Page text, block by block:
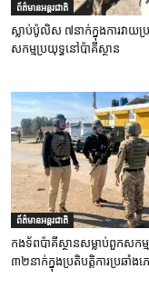
ព័ត៌មានអន្តរជាតិ
ស្លាប់ប៉ូលិស ៧នាក់ក្នុងការវាយ
សកម្មប្រយុទ្ធនៅប៉ាគីស្ថាន
ព័ត៌មានអន្តរជាតិ
កងទ័ពប៉ាគីស្ថានសម្លាប់ពួកសកម្
៣២នាក់ក្នុងប្រតិបត្តិការប្រឆាំងភេ